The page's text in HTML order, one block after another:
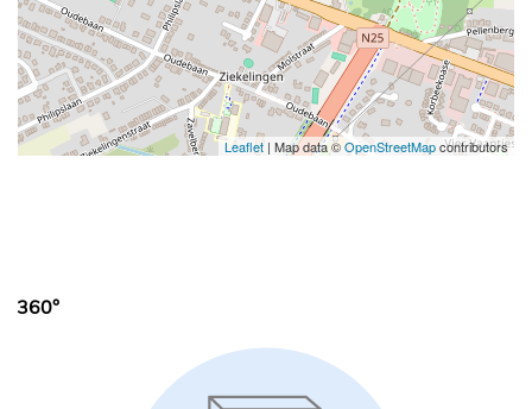
Leaflet | Map data ©OpenStreetMapcontributors
360°